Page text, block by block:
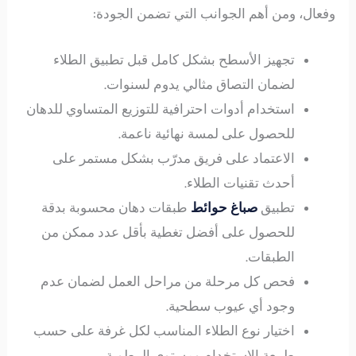
وفعال، ومن أهم الجوانب التي تضمن الجودة:
تجهيز الأسطح بشكل كامل قبل تطبيق الطلاء
لضمان التصاق مثالي يدوم لسنوات.
استخدام أدوات احترافية للتوزيع المتساوي للدهان
للحصول على لمسة نهائية ناعمة.
الاعتماد على فريق مدرّب بشكل مستمر على
أحدث تقنيات الطلاء.
تطبيقصباغ حوائط طبقات دهان محسوبة بدقة
للحصول على أفضل تغطية بأقل عدد ممكن من
الطبقات.
فحص كل مرحلة من مراحل العمل لضمان عدم
وجود أي عيوب سطحية.
اختيار نوع الطلاء المناسب لكل غرفة على حسب